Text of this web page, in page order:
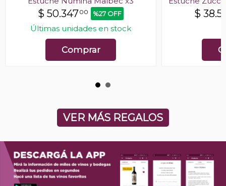
$ 50.34700 %27 OFF
Últimas unidades en stock
Comprar
$
VER MÁS REGALOS